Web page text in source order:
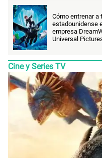
Cómo entrenar a
estadounidense
empresa
Universal
Cine y Series TV